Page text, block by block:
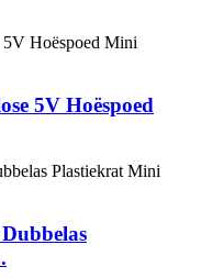
5V Hoëspoed